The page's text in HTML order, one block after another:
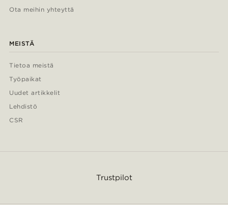
Ota meihin yhteyttä
MEISTÄ
Tietoa meistä
Työpaikat
Uudet artikkelit
Lehdistö
CSR
Trustpilot